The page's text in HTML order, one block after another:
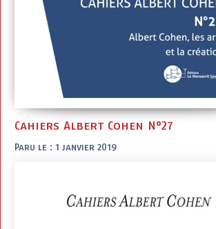
Cahiers Albert Cohen N°27
Paru le : 1 janvier 2019